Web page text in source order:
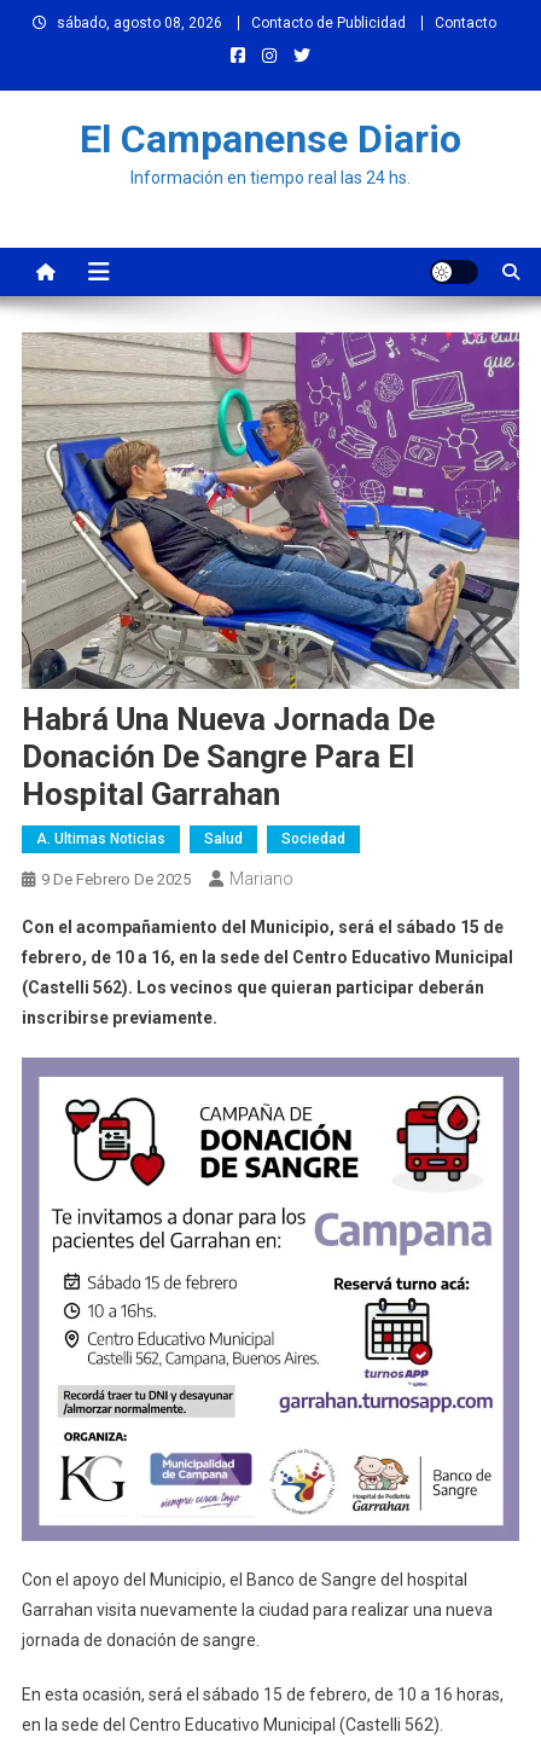
sábado, agosto 08, 2026 Contacto de Publicidad Contacto
El Campanense Diario
Información en tiempo real las 24 hs.
Habrá Una Nueva Jornada De
Donación De Sangre Para El
Hospital Garrahan
A. Ultimas Noticias Salud Sociedad
9 De Febrero De 2025 Mariano
Con el acompañamiento del Municipio, será el sábado 15 de
febrero, de 10 a 16, en la sede del Centro Educativo Municipal
(Castelli 562). Los vecinos que quieran participar deberán
inscribirse previamente.
Con el apoyo del Municipio, el Banco de Sangre del hospital
Garrahan visita nuevamente la ciudad para realizar una nueva
jornada de donación de sangre.
En esta ocasión, será el sábado 15 de febrero, de 10 a 16 horas,
en la sede del Centro Educativo Municipal (Castelli 562).